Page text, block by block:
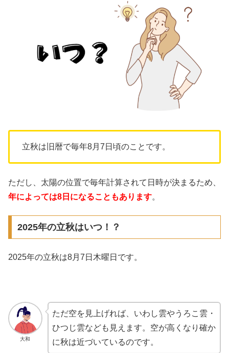
立秋は旧暦で毎年8月7日頃のことです。
ただし、太陽の位置で毎年計算されて日時が決まるため、
年によっては8日になることもあります。
2025年の立秋はいつ！？
2025年の立秋は8月7日木曜日です。
大和
ただ空を見上げれば、いわし雲やうろこ雲・
ひつじ雲なども見えます。空が高くなり確か
に秋は近づいているのです。